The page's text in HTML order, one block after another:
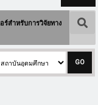
ร์สำหรับการวิจัยทาง